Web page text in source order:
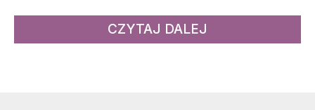
CZYTAJ DALEJ